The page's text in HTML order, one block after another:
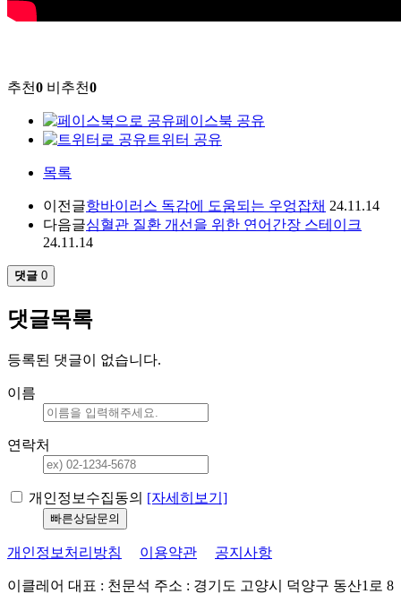
추천0 비추천0
페이스북 공유
트위터 공유
목록
이전글항바이러스 독감에 도움되는 우엉잡채 24.11.14
다음글심혈관 질환 개선을 위한 연어간장 스테이크
24.11.14
댓글 0
댓글목록
등록된 댓글이 없습니다.
이름
연락처
개인정보수집동의 [자세히보기]
개인정보처리방침 이용약관 공지사항
이클레어 대표 : 천문석 주소 : 경기도 고양시 덕양구 동산1로 8